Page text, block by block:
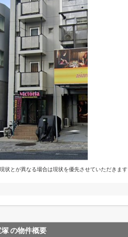
状とが異なる場合は現状を優先させていただきます
塚の物件概要